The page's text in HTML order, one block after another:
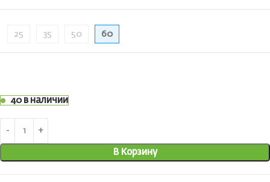
25 35 50 60
40 в наличии
В Корзину